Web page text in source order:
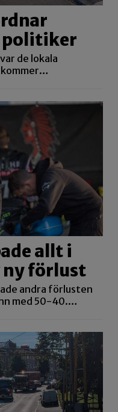
politiker
de lokala
allt i
förlust
andra förlusten
med 50-40.…